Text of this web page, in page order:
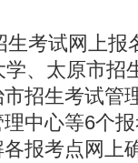
考试网上报
、太原市招
招生考试管
中心等6个
报考点网上